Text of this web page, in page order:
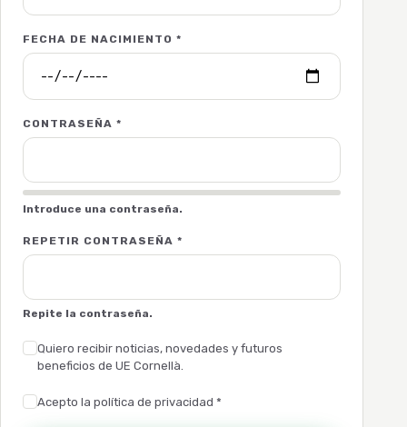
FECHA DE NACIMIENTO *
CONTRASEÑA *
Introduce una contraseña.
REPETIR CONTRASEÑA *
Repite la contraseña.
Quiero recibir noticias, novedades y futuros
beneficios de UE Cornellà.
Acepto la política de privacidad *